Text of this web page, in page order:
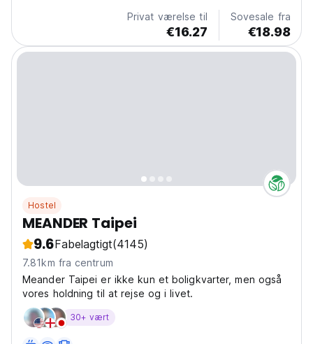
century, 2000, Alex’s Oceanview Stay Start...
Privat værelse til
€16.27
Sovesale fra
€18.98
Hostel
MEANDER Taipei
9.6Fabelagtigt(4145)
7.81km fra centrum
Meander Taipei er ikke kun et boligkvarter, men også
vores holdning til at rejse og i livet.
30+ vært